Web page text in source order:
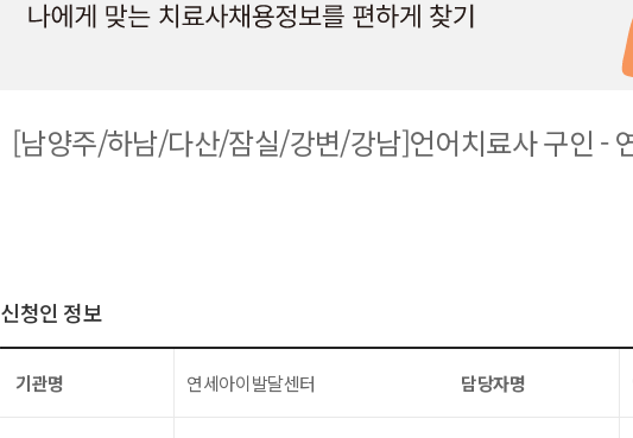
[남양주/하남/다산/잠실/강변/강남]언어치료사 구인 -
신청인 정보
기관명 연세아이발달센터 담당자명